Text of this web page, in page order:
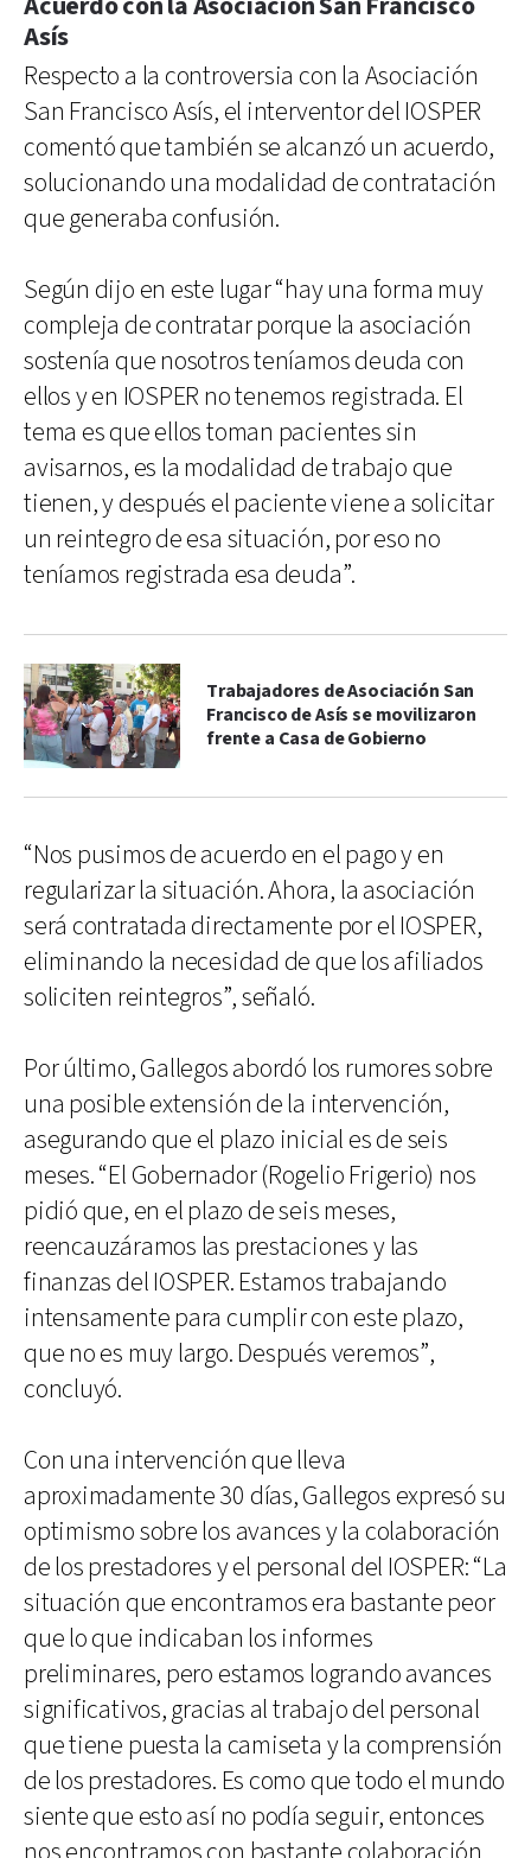
Asís
Respecto a la controversia con la Asociación
San Francisco Asís, el interventor del IOSPER
comentó que también se alcanzó un acuerdo,
solucionando una modalidad de contratación
que generaba confusión.
Según dijo en este lugar “hay una forma muy
compleja de contratar porque la asociación
sostenía que nosotros teníamos deuda con
ellos y en IOSPER no tenemos registrada. El
tema es que ellos toman pacientes sin
avisarnos, es la modalidad de trabajo que
tienen, y después el paciente viene a solicitar
un reintegro de esa situación, por eso no
teníamos registrada esa deuda”.
Trabajadores de Asociación San
Francisco de Asís se movilizaron
frente a Casa de Gobierno
“Nos pusimos de acuerdo en el pago y en
regularizar la situación. Ahora, la asociación
será contratada directamente por el IOSPER,
eliminando la necesidad de que los afiliados
soliciten reintegros”, señaló.
Por último, Gallegos abordó los rumores sobre
una posible extensión de la intervención,
asegurando que el plazo inicial es de seis
meses. “El Gobernador (Rogelio Frigerio) nos
pidió que, en el plazo de seis meses,
reencauzáramos las prestaciones y las
finanzas del IOSPER. Estamos trabajando
intensamente para cumplir con este plazo,
que no es muy largo. Después veremos”,
concluyó.
Con una intervención que lleva
aproximadamente 30 días, Gallegos expresó su
optimismo sobre los avances y la colaboración
de los prestadores y el personal del IOSPER: “La
situación que encontramos era bastante peor
que lo que indicaban los informes
preliminares, pero estamos logrando avances
significativos, gracias al trabajo del personal
que tiene puesta la camiseta y la comprensión
de los prestadores. Es como que todo el mundo
siente que esto así no podía seguir, entonces